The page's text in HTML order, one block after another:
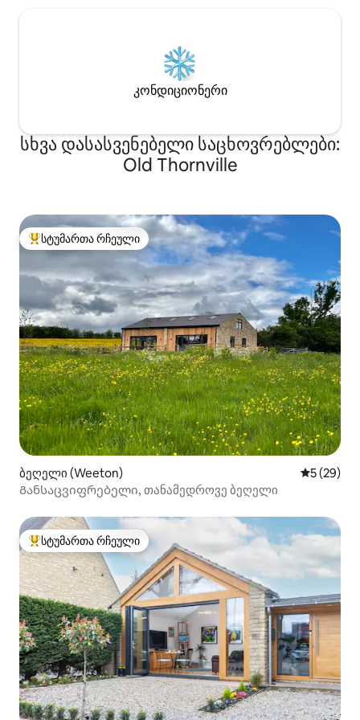
კონდიციონერი
სხვა დასასვენებელი საცხოვრებლები:
Old Thornville
სტუმართა რჩეული მოწინავე ვარიანტი
სტუმართა რჩეული
ბეღელი (Weeton) საშუალო
5 (29)
Განსაცვიფრებელი, თანამედროვე ბეღელი
სტუმართა რჩეული მოწინავე ვარიანტი
სტუმართა რჩეული